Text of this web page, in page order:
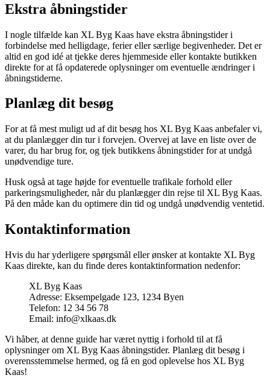
Ekstra åbningstider
I nogle tilfælde kan XL Byg Kaas have ekstra åbningstider i
forbindelse med helligdage, ferier eller særlige begivenheder. Det er
altid en god idé at tjekke deres hjemmeside eller kontakte butikken
direkte for at få opdaterede oplysninger om eventuelle ændringer i
åbningstiderne.
Planlæg dit besøg
For at få mest muligt ud af dit besøg hos XL Byg Kaas anbefaler vi,
at du planlægger din tur i forvejen. Overvej at lave en liste over de
varer, du har brug for, og tjek butikkens åbningstider for at undgå
unødvendige ture.
Husk også at tage højde for eventuelle trafikale forhold eller
parkeringsmuligheder, når du planlægger din rejse til XL Byg Kaas.
På den måde kan du optimere din tid og undgå unødvendig ventetid.
Kontaktinformation
Hvis du har yderligere spørgsmål eller ønsker at kontakte XL Byg
Kaas direkte, kan du finde deres kontaktinformation nedenfor:
XL Byg Kaas
Adresse: Eksempelgade 123, 1234 Byen
Telefon: 12 34 56 78
Email: info@xlkaas.dk
Vi håber, at denne guide har været nyttig i forhold til at få
oplysninger om XL Byg Kaas åbningstider. Planlæg dit besøg i
overensstemmelse hermed, og få en god oplevelse hos XL Byg
Kaas!